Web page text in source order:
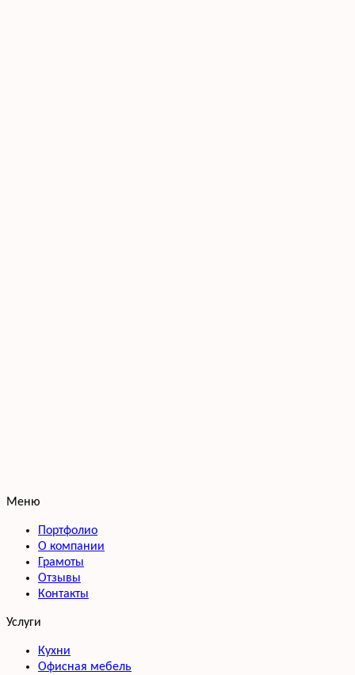
Меню
Портфолио
О компании
Грамоты
Отзывы
Контакты
Услуги
Кухни
Офисная мебель